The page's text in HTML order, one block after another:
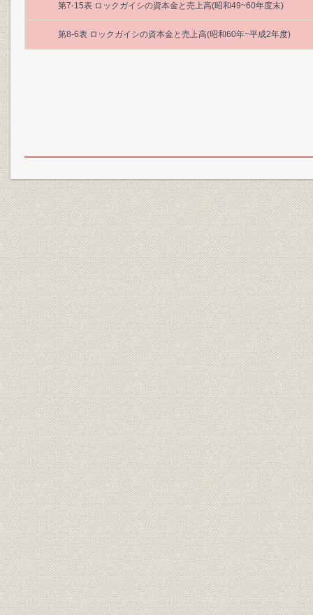
第7‐15表 ロックガイシの資本金と売上高(昭和49~60年度末)
第8‐6表 ロックガイシの資本金と売上高(昭和60年~平成2年度)